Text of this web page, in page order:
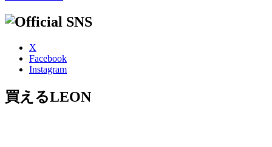
X
Facebook
Instagram
買えるLEON